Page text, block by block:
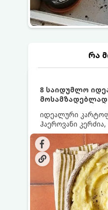
რა
8 საიდუმლო
მოსამზადებლად
იდეალური
ჰაეროვანი
ნაღების-
ძალიან მარტივია,
საიდუმლო,
პიურე